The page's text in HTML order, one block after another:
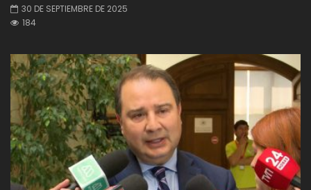
30 DE SEPTIEMBRE DE 2025
184